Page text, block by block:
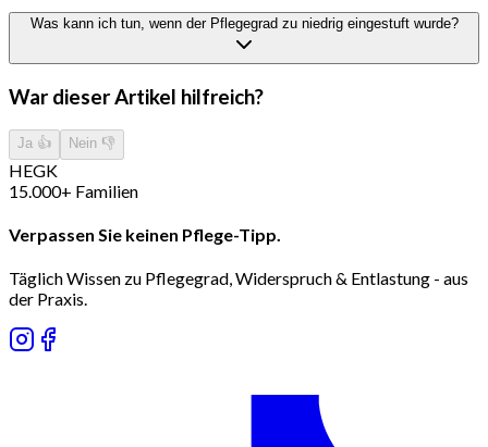
Was kann ich tun, wenn der Pflegegrad zu niedrig eingestuft wurde?
War dieser Artikel hilfreich?
Ja 👍 Nein 👎
HEGK
15.000+ Familien
Verpassen Sie keinen Pflege-Tipp.
Täglich Wissen zu Pflegegrad, Widerspruch & Entlastung - aus
der Praxis.